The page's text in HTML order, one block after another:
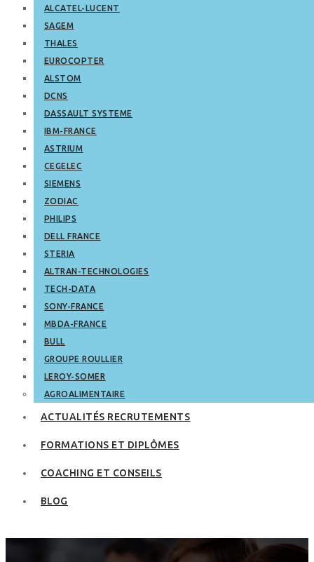
ALCATEL-LUCENT
SAGEM
THALES
EUROCOPTER
ALSTOM
DCNS
DASSAULT SYSTEME
IBM-FRANCE
ASTRIUM
CEGELEC
SIEMENS
ZODIAC
PHILIPS
DELL FRANCE
STERIA
ALTRAN-TECHNOLOGIES
TECH-DATA
SONY-FRANCE
MBDA-FRANCE
BULL
GROUPE ROULLIER
LEROY-SOMER
AGROALIMENTAIRE
ACTUALITÉS RECRUTEMENTS
FORMATIONS ET DIPLÔMES
COACHING ET CONSEILS
BLOG